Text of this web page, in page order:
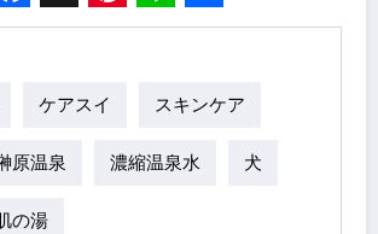
Facebook
X Pinterest
LineShare
ケアスイ スキンケア
原温泉 濃縮温泉水 犬
の湯